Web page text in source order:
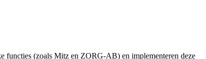
functies (zoals Mitz en ZORG-AB) en implementeren deze